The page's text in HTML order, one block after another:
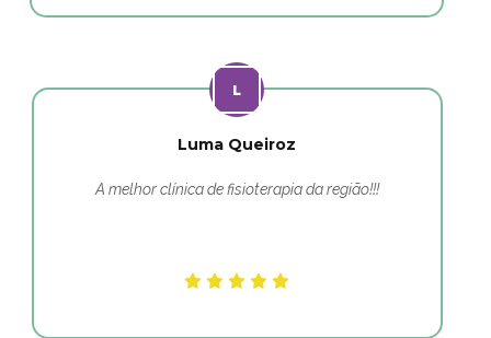
Luma Queiroz
A melhor clínica de fisioterapia da região!!!